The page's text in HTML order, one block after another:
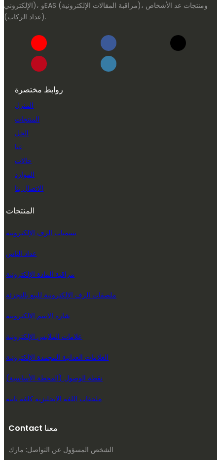
الإلكتروني)، وEAS (مراقبة المقالات الإلكترونية)، ومنتجات عد الأشخاص
(عداد الركاب).
روابط مختصرة
المنزل
المنتجات
الحل
عنا
حالات
الموارد
الاتصال بنا
المنتجات
تسميات الرف الإلكترونية
عداد الناس
مراقبة المادة الإلكترونية
ملصقات الرف الإلكترونية للبيع بالتجزئة
شارة الاسم الإلكترونية
علامات الملابس الإلكترونية
العلامات الغذائية المجمدة الإلكترونية
نقطة الوصول (المحطة الأساسية)
ملحقات اللغة الإنجليزية كلغة ثانية
Contact معنا
الشخص المسؤول عن التواصل: مارك